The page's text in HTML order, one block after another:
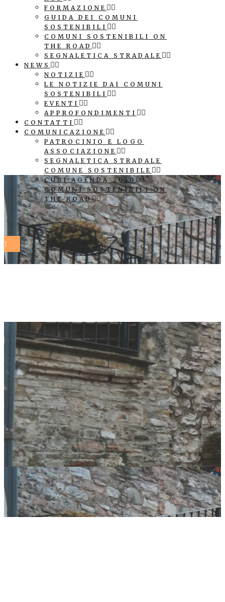
FORMAZIONE
GUIDA DEI COMUNI
SOSTENIBILI
COMUNI SOSTENIBILI ON
THE ROAD
SEGNALETICA STRADALE
NEWS
NOTIZIE
LE NOTIZIE DAI COMUNI
SOSTENIBILI
EVENTI
APPROFONDIMENTI
CONTATTI
COMUNICAZIONE
PATROCINIO E LOGO
ASSOCIAZIONE
SEGNALETICA STRADALE
COMUNE SOSTENIBILE
CUBI AGENDA 2030
COMUNI SOSTENIBILI ON
THE ROAD